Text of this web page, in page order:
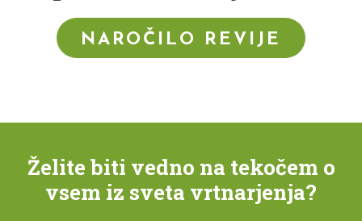
NAROČILO REVIJE
Želite biti vedno na tekočem o
vsem iz sveta vrtnarjenja?